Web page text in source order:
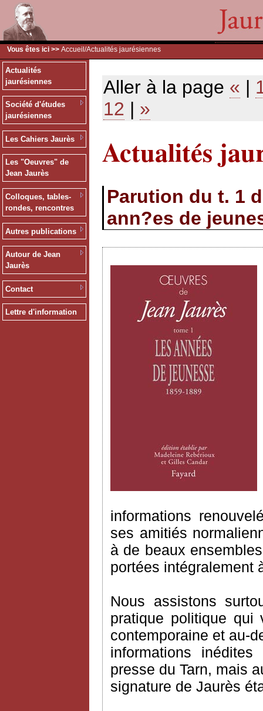
Vous êtes ici >> Accueil /Actualités jaurésiennes
Actualités
jaurésiennes
Société d'études
jaurésiennes
Les Cahiers Jaurès
Les "Oeuvres" de
Jean Jaurès
Colloques, tables-
rondes, rencontres
Autres publications
Autour de Jean
Jaurès
Contact
Lettre d'information
Aller à la page « |
12 | »
Actualités
Parution du t. 1
ann?es de
informations
ses amitiés
à de beaux
portées intégralement
Nous assistons
pratique politique qui
contemporaine et au-
informations
presse du Tarn, mais
signature de Jaurès